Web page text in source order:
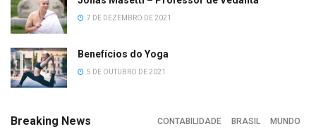
7 DE DEZEMBRO DE 2021
Benefícios do Yoga
5 DE OUTUBRO DE 2021
Breaking News CONTABILIDADE BRASIL MUNDO